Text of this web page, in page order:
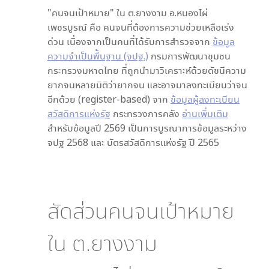
"คนจนเป้าหมาย" ใน ต.ยางงาม อ.หนองไผ่
เพชรบูรณ์ คือ คนจนที่ต้องการความช่วยเหลือเร่ง
ด่วน เนื่องจากเป็นคนที่ได้รับการสำรวจจาก ข้อมูล
ความจำเป็นพื้นฐาน (จปฐ.) กรมการพัฒนาชุมชน
กระทรวงมหาดไทย ที่ถูกนำมาวิเคราะห์ด้วยดัชนีความ
ยากจนหลายมิติว่ายากจน และอาจมาลงทะเบียนว่าจน
อีกด้วย (register-based) จาก ข้อมูลผู้ลงทะเบียน
สวัสดิการแห่งรัฐ กระทรวงการคลัง อ่านเพิ่มเติม
สำหรับข้อมูลปี 2569 เป็นการบูรณาการข้อมูลระหว่าง
จปฐ 2568 และ บัตรสวัสดิการแห่งรัฐ ปี 2565
สัดส่วนคนจนเป้าหมาย
ใน ต.ยางงาม